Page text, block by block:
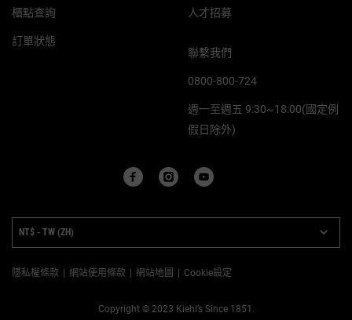
櫃點查詢
訂單狀態
人才招募
聯繫我們
0800-800-724
週一至週五 9:30~18:00(國定例
假日除外)
NT$ - TW (ZH)
Copyright © 2023 Kiehl’s Since 1851.
隱私權條款 網站使用條款 網站地圖 Cookie設定